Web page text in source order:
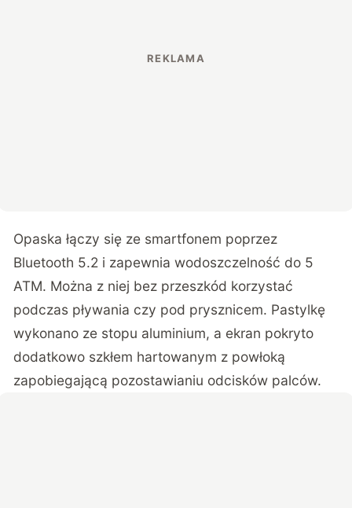
Opaska łączy się ze smartfonem poprzez
Bluetooth 5.2 i zapewnia wodoszczelność do 5
ATM. Można z niej bez przeszkód korzystać
podczas pływania czy pod prysznicem. Pastylkę
wykonano ze stopu aluminium, a ekran pokryto
dodatkowo szkłem hartowanym z powłoką
zapobiegającą pozostawianiu odcisków palców.